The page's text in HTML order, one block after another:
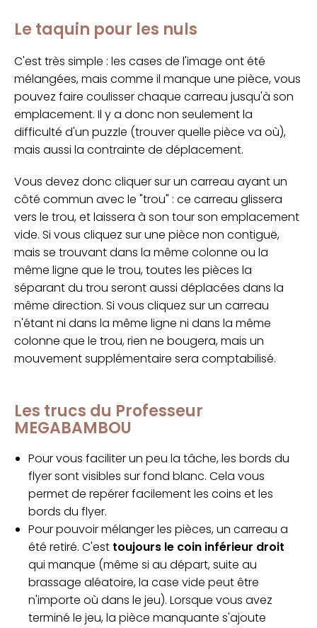
Le taquin pour les nuls
C'est très simple : les cases de l'image ont été
mélangées, mais comme il manque une pièce, vous
pouvez faire coulisser chaque carreau jusqu'à son
emplacement. Il y a donc non seulement la
difficulté d'un puzzle (trouver quelle pièce va où),
mais aussi la contrainte de déplacement.
Vous devez donc cliquer sur un carreau ayant un
côté commun avec le "trou" : ce carreau glissera
vers le trou, et laissera à son tour son emplacement
vide. Si vous cliquez sur une pièce non contiguë,
mais se trouvant dans la même colonne ou la
même ligne que le trou, toutes les pièces la
séparant du trou seront aussi déplacées dans la
même direction. Si vous cliquez sur un carreau
n'étant ni dans la même ligne ni dans la même
colonne que le trou, rien ne bougera, mais un
mouvement supplémentaire sera comptabilisé.
Les trucs du Professeur
MEGABAMBOU
Pour vous faciliter un peu la tâche, les bords du
flyer sont visibles sur fond blanc. Cela vous
permet de repérer facilement les coins et les
bords du flyer.
Pour pouvoir mélanger les pièces, un carreau a
été retiré. C'est toujours le coin inférieur droit
qui manque (même si au départ, suite au
brassage aléatoire, la case vide peut être
n'importe où dans le jeu). Lorsque vous avez
terminé le jeu, la pièce manquante s'ajoute